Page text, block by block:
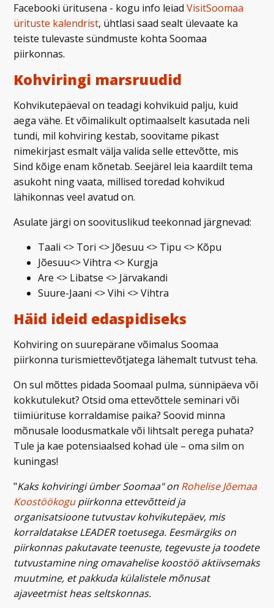
Facebooki üritusena - kogu info leiad VisitSoomaa
ürituste kalendrist, ühtlasi saad sealt ülevaate ka
teiste tulevaste sündmuste kohta Soomaa
piirkonnas.
Kohviringi marsruudid
Kohvikutepäeval on teadagi kohvikuid palju, kuid
aega vähe. Et võimalikult optimaalselt kasutada neli
tundi, mil kohviring kestab, soovitame pikast
nimekirjast esmalt välja valida selle ettevõtte, mis
Sind kõige enam kõnetab. Seejärel leia kaardilt tema
asukoht ning vaata, millised toredad kohvikud
lähikonnas veel avatud on.
Asulate järgi on soovituslikud teekonnad järgnevad:
Taali <> Tori <> Jõesuu <> Tipu <> Kõpu
Jõesuu<> Vihtra <> Kurgja
Are <> Libatse <> Järvakandi
Suure-Jaani <> Vihi <> Vihtra
Häid ideid edaspidiseks
Kohviring on suurepärane võimalus Soomaa
piirkonna turismiettevõtjatega lähemalt tutvust teha.
On sul mõttes pidada Soomaal pulma, sünnipäeva või
kokkutulekut? Otsid oma ettevõttele seminari või
tiimiürituse korraldamise paika? Soovid minna
mõnusale loodusmatkale või lihtsalt perega puhata?
Tule ja kae potensiaalsed kohad üle – oma silm on
kuningas!
"Kaks kohviringi ümber Soomaa" on Rohelise Jõemaa
Koostöökogupiirkonna ettevõtteid ja
organisatsioone tutvustav kohvikutepäev, mis
korraldatakse LEADER toetusega. Eesmärgiks on
piirkonnas pakutavate teenuste, tegevuste ja toodete
tutvustamine ning omavahelise koostöö aktiivsemaks
muutmine, et pakkuda külalistele mõnusat
ajaveetmist heas seltskonnas.